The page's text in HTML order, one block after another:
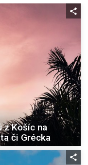
z Košíc na
či Grécka